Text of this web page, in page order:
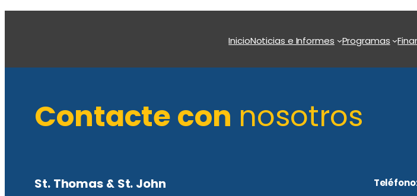
InicioNoticias e Informes Programas
Contacte con nosotros
St. Thomas & St. John